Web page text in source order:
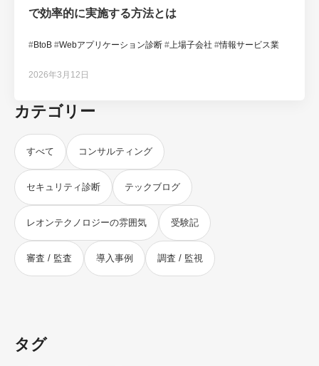
で効率的に実施する方法とは
#BtoB #Webアプリケーション診断 #上場子会社 #情報サービス業
2026年3月12日
カテゴリー
すべて コンサルティング
セキュリティ診断 テックブログ
レオンテクノロジーの雰囲気 受験記
審査 / 監査 導入事例 調査 / 監視
タグ